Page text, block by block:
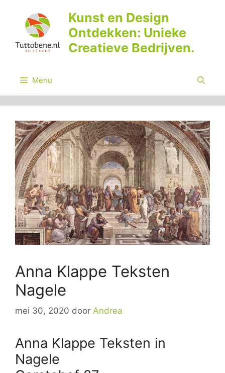
inhoud
Kunst en Design
Ontdekken: Unieke
Creatieve Bedrijven.
Menu
Anna Klappe Teksten
Nagele
mei 30, 2020 door Andrea
Anna Klappe Teksten in
Nagele